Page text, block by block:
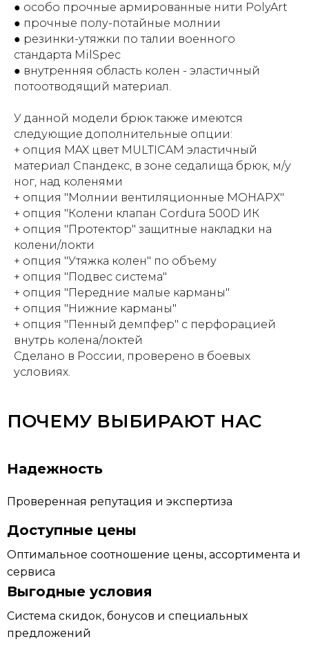
● особо прочные армированные нити PolyArt
● прочные полу-потайные молнии
● резинки-утяжки по талии военного
стандарта MilSpec
● внутренняя область колен - эластичный
потоотводящий материал.
У данной модели брюк также имеются
следующие дополнительные опции:
+ опция MAX цвет MULTICAM эластичный
материал Спандекс, в зоне седалища брюк, м/у
ног, над коленями
+ опция "Молнии вентиляционные МОНАРХ"
+ опция "Колени клапан Cordura 500D ИК
+ опция "Протектор" защитные накладки на
колени/локти
+ опция "Утяжка колен" по объему
+ опция "Подвес система"
+ опция "Передние малые карманы"
+ опция "Нижние карманы"
+ опция "Пенный демпфер" с перфорацией
внутрь колена/локтей
Сделано в России, проверено в боевых
условиях.
ПОЧЕМУ ВЫБИРАЮТ НАС
Надежность
Проверенная репутация и экспертиза
Доступные цены
Оптимальное соотношение цены, ассортимента и
сервиса
Выгодные условия
Система скидок, бонусов и специальных
предложений